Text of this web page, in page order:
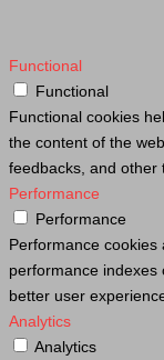
Functional
Functional
Functional cookies
the content of the
feedbacks, and other
Performance
Performance
Performance
performance indexes
better user
Analytics
Analytics